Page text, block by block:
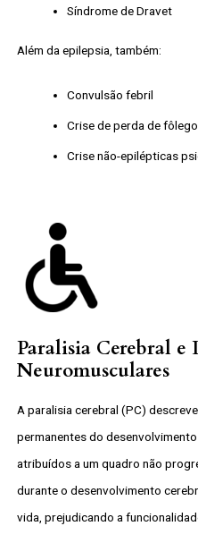
Síndrome de Dravet
Além da epilepsia, também:
Convulsão febril
Crise de perda de fôlego
Crise não-epilépticas
Paralisia Cerebral e
Neuromusculares
A paralisia cerebral (PC)
permanentes do
atribuídos a um quadro não
durante o desenvolvimento
vida, prejudicando a